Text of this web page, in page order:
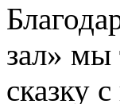
зал» мы
сказку